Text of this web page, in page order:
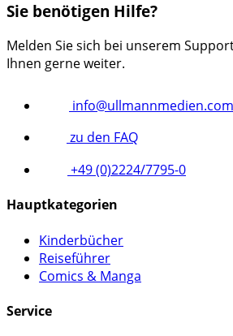
Sie benötigen Hilfe?
Melden Sie sich bei unserem
Ihnen gerne weiter.
info@ullmannmedien.com
zu den FAQ
+49 (0)2224/7795-0
Hauptkategorien
Kinderbücher
Reiseführer
Comics & Manga
Service